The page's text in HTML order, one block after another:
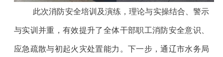
此次消防安全培训及演练，理论与实操结合、警示
与实训并重，有效提升了全体干部职工消防安全意识、
应急疏散与初起火灾处置能力。下一步，通辽市水务局